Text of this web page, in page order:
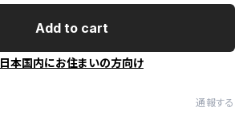
Add to cart
日本国内にお住まいの方向け
通報する